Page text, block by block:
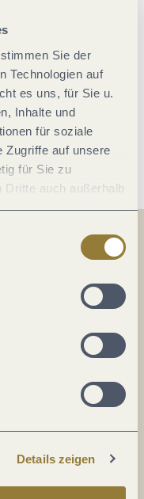
Sie der
Technologien auf
es uns, für Sie u.
Inhalte und
für soziale
Zugriffe auf unsere
für Sie zu
Dritte auch außerhalb
und dort
Auswahl "Alle
in der Nutzung
Details zeigen
Im Kalender
Im Kalender
Im Kalender